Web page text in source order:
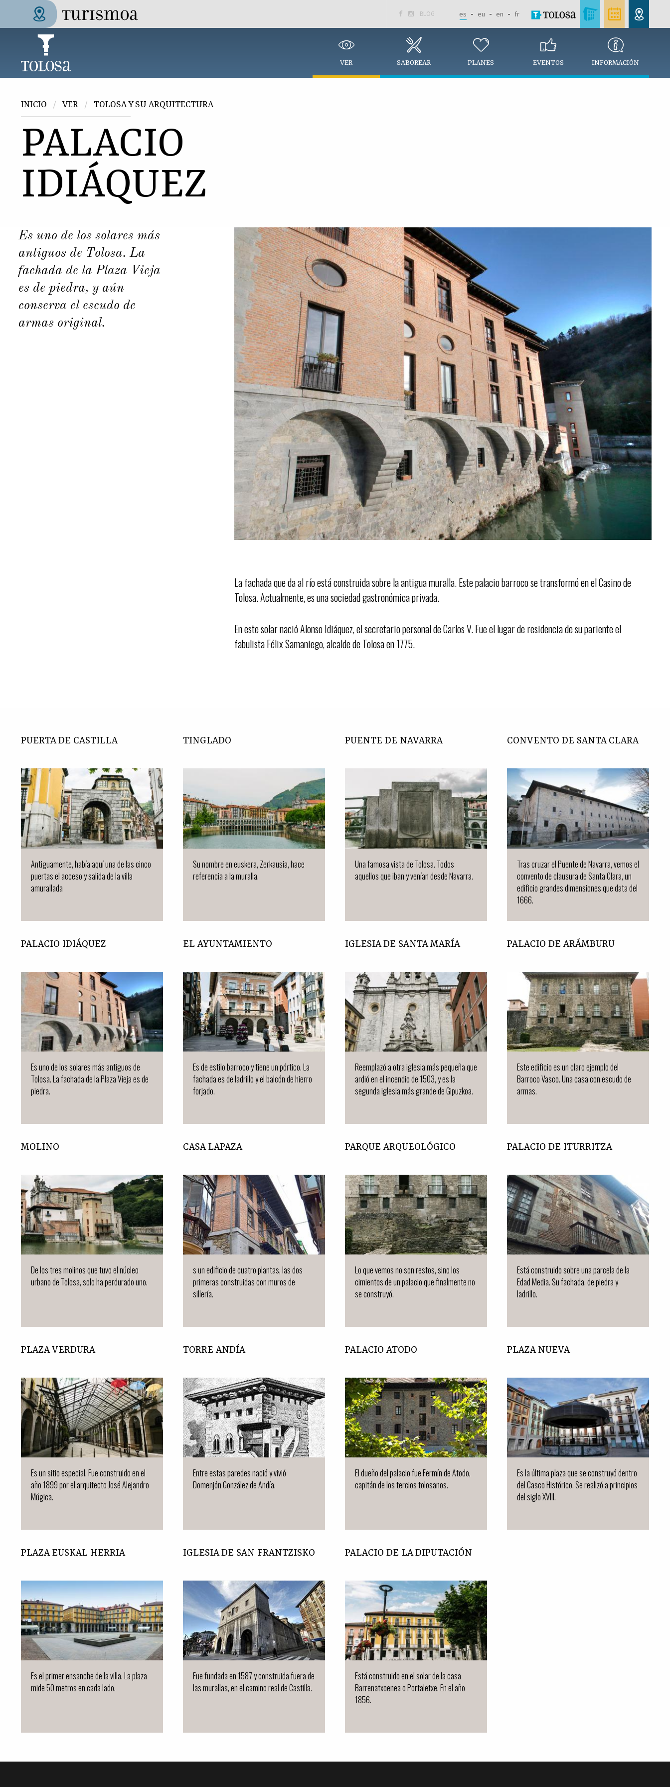
Pasar al contenido principal
Tolosa Turismoa
  BLOG es eu en fr
VER SABOREAR PLANES EVENTOS INFORMACIÓN
INICIO VER TOLOSA Y SU ARQUITECTURA
PALACIO
IDIÁQUEZ
Es uno de los solares más
antiguos de Tolosa. La
fachada de la Plaza Vieja
es de piedra, y aún
conserva el escudo de
armas original.
La fachada que da al río está construida sobre la antigua muralla. Este palacio barroco se transformó en el Casino de
Tolosa. Actualmente, es una sociedad gastronómica privada.
En este solar nació Alonso Idiáquez, el secretario personal de Carlos V. Fue el lugar de residencia de su pariente el
fabulista Félix Samaniego, alcalde de Tolosa en 1775.
PUERTA DE CASTILLA
Antiguamente, había aquí una de las cinco
puertas el acceso y salida de la villa
amurallada
TINGLADO
Su nombre en euskera, Zerkausia, hace
referencia a la muralla.
PUENTE DE NAVARRA
Una famosa vista de Tolosa. Todos
aquellos que iban y venían desde Navarra.
CONVENTO DE SANTA CLARA
Tras cruzar el Puente de Navarra, vemos el
convento de clausura de Santa Clara, un
edificio grandes dimensiones que data del
1666.
PALACIO IDIÁQUEZ
Es uno de los solares más antiguos de
Tolosa. La fachada de la Plaza Vieja es de
piedra.
EL AYUNTAMIENTO
Es de estilo barroco y tiene un pórtico. La
fachada es de ladrillo y el balcón de hierro
forjado.
IGLESIA DE SANTA MARÍA
Reemplazó a otra iglesia más pequeña que
ardió en el incendio de 1503, y es la
segunda iglesia más grande de Gipuzkoa.
PALACIO DE ARÁMBURU
Este edificio es un claro ejemplo del
Barroco Vasco. Una casa con escudo de
armas.
MOLINO
De los tres molinos que tuvo el núcleo
urbano de Tolosa, solo ha perdurado uno.
CASA LAPAZA
s un edificio de cuatro plantas, las dos
primeras construidas con muros de
sillería.
PARQUE ARQUEOLÓGICO
Lo que vemos no son restos, sino los
cimientos de un palacio que finalmente no
se construyó.
PALACIO DE ITURRITZA
Está construido sobre una parcela de la
Edad Media. Su fachada, de piedra y
ladrillo.
PLAZA VERDURA
Es un sitio especial. Fue construido en el
año 1899 por el arquitecto José Alejandro
Múgica.
TORRE ANDÍA
Entre estas paredes nació y vivió
Domenjón González de Andía.
PALACIO ATODO
El dueño del palacio fue Fermín de Atodo,
capitán de los tercios tolosanos.
PLAZA NUEVA
Es la última plaza que se construyó dentro
del Casco Histórico. Se realizó a principios
del siglo XVIII.
PLAZA EUSKAL HERRIA
Es el primer ensanche de la villa. La plaza
mide 50 metros en cada lado.
IGLESIA DE SAN FRANTZISKO
Fue fundada en 1587 y construida fuera de
las murallas, en el camino real de Castilla.
PALACIO DE LA DIPUTACIÓN
Está construido en el solar de la casa
Barrenatxoenea o Portaletxe. En el año
1856.